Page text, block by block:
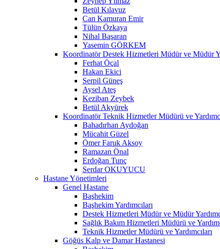
Betül Kılavuz
Can Kamuran Emir
Tülün Özkaya
Nihal Başaran
Yasemin GÖRKEM
Koordinatör Destek Hizmetleri Müdür ve Müdür
Ferhat Öçal
Hakan Ekici
Serpil Güneş
Aysel Ateş
Keziban Zeybek
Betül Akyürek
Koordinatör Teknik Hizmetler Müdürü ve
Bahadırhan Aydoğan
Mücahit Güzel
Ömer Faruk Aksoy
Ramazan Önal
Erdoğan Tunç
Serdar OKUYUCU
Hastane Yönetimleri
Genel Hastane
Başhekim
Başhekim Yardımcıları
Destek Hizmetleri Müdür ve Müdür
Sağlık Bakım Hizmetleri Müdürü ve
Teknik Hizmetler Müdürü ve Yardımcıları
Göğüs Kalp ve Damar Hastanesi